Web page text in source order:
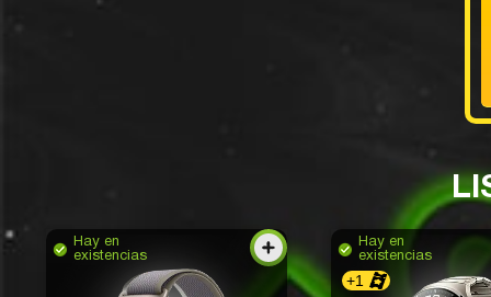
Hay en
existencias
Hay en
existencias
+1